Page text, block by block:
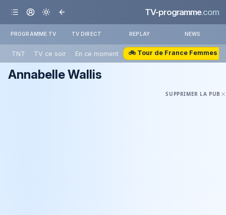
TV-programme.com
PROGRAMME TV TV DIRECT REPLAY NEWS
TNT TV ce soir En ce moment 🚲 Tour de France Femmes
Annabelle Wallis
SUPPRIMER LA PUB